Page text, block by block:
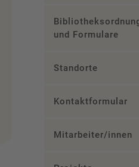
und Formulare
Standorte
Kontaktformular
Mitarbeiter/innen